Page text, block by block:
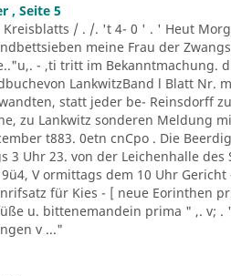
, Seite 5
Kreisblatts / . /. 't 4- 0 ' . ' Heut
meine Frau der
- ,ti tritt im Bekanntmachung.
LankwitzBand l Blatt Nr.
statt jeder be- Reinsdorff
zu Lankwitz sonderen Meldung
t883. 0etn cnCpo . Die
3 Uhr 23. von der Leichenhalle
V ormittags dem 10 Uhr
für Kies - [ neue Eorinthen
u. bittenemandein prima " ,. v; .
v ..."